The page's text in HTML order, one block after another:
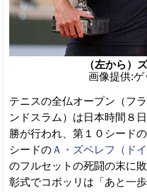
（左から）
画像提供:
テニスの全仏オープン（フ
ンドスラム）は日本時間８
勝が行われ、第１０シードの
シードのＡ・ズベレフ（ドイ
のフルセットの死闘の末に
彰式でコボッリは「あと一